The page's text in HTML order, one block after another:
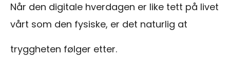
Når den digitale hverdagen er like tett på livet
vårt som den fysiske, er det naturlig at
tryggheten følger etter.